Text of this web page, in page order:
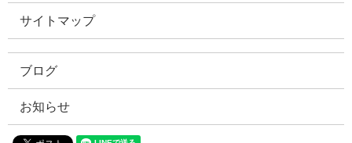
サイトマップ
ブログ
お知らせ